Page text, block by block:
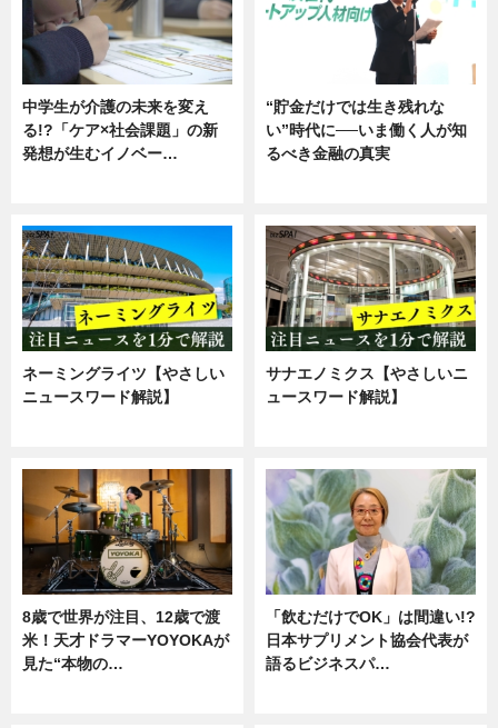
中学生が介護の未来を変え
る!?「ケア×社会課題」の新
発想が生むイノベー…
“貯金だけでは生き残れな
い”時代に──いま働く人が知
るべき金融の真実
ネーミングライツ【やさしい
ニュースワード解説】
サナエノミクス【やさしいニ
ュースワード解説】
8歳で世界が注目、12歳で渡
米！天才ドラマーYOYOKAが
見た“本物の…
「飲むだけでOK」は間違い!?
日本サプリメント協会代表が
語るビジネスパ…